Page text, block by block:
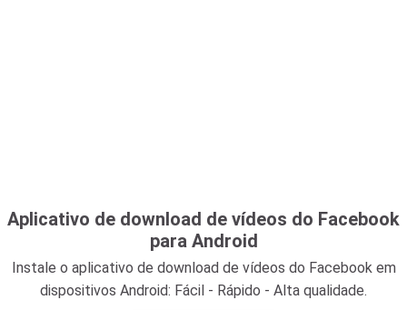
Aplicativo de download de vídeos do Facebook
para Android
Instale o aplicativo de download de vídeos do Facebook em
dispositivos Android: Fácil - Rápido - Alta qualidade.